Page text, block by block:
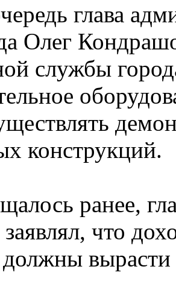
глава
Олег
службы
конструкций.
ранее,
что
вырасти